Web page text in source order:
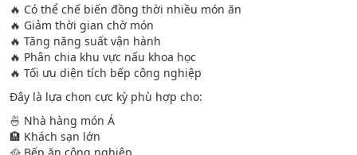
🔥 Có thể chế biến đồng thời nhiều món ăn
🔥 Giảm thời gian chờ món
🔥 Tăng năng suất vận hành
🔥 Phân chia khu vực nấu khoa học
🔥 Tối ưu diện tích bếp công nghiệp
Đây là lựa chọn cực kỳ phù hợp cho:
🍜 Nhà hàng món Á
🏨 Khách sạn lớn